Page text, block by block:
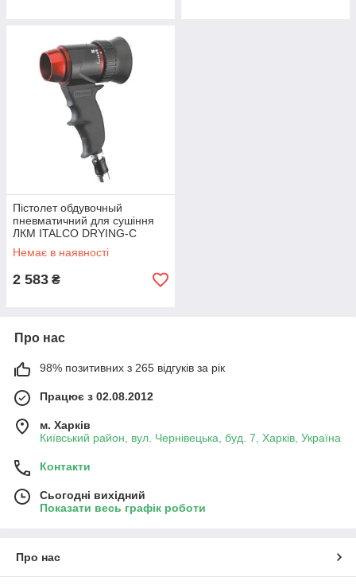
Пістолет обдувочный
пневматичний для сушіння
ЛКМ ITALCO DRYING-C
Немає в наявності
2 583 ₴
Про нас
98% позитивних з 265 відгуків за рік
Працює з 02.08.2012
м. Харків
Київський район, вул. Чернівецька, буд. 7, Харків, Україна
Контакти
Сьогодні вихідний
Показати весь графік роботи
Про нас